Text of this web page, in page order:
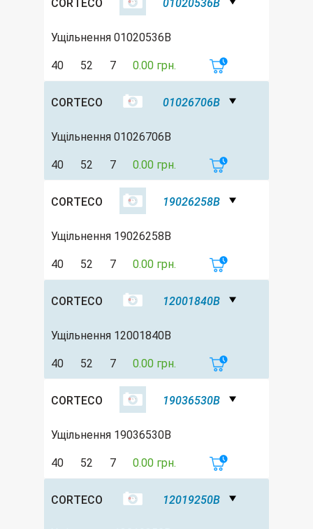
CORTECO 01020536B
Ущільнення 01020536B
40 52 7 0.00 грн.
CORTECO 01026706B
Ущільнення 01026706B
40 52 7 0.00 грн.
CORTECO 19026258B
Ущільнення 19026258B
40 52 7 0.00 грн.
CORTECO 12001840B
Ущільнення 12001840B
40 52 7 0.00 грн.
CORTECO 19036530B
Ущільнення 19036530B
40 52 7 0.00 грн.
CORTECO 12019250B